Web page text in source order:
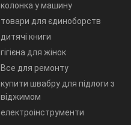
колонка у машину
товари для єдиноборств
дитячі книги
гігієна для жінок
Все для ремонту
купити швабру для підлоги з
віджимом
електроінструменти